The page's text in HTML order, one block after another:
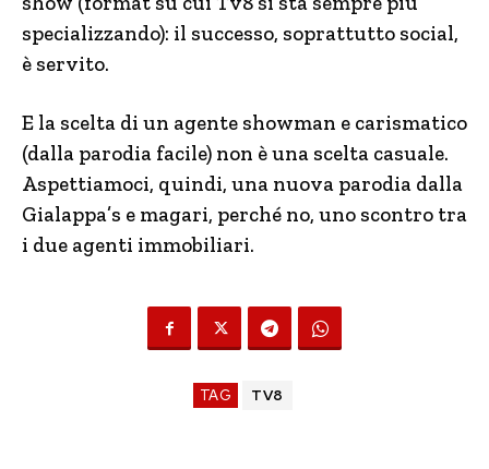
specializzando): il successo, soprattutto social,
è servito.
E la scelta di un agente showman e carismatico
(dalla parodia facile) non è una scelta casuale.
Aspettiamoci, quindi, una nuova parodia dalla
Gialappa’s e magari, perché no, uno scontro tra
i due agenti immobiliari.
TAG TV8